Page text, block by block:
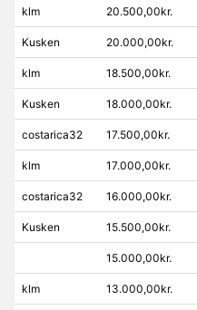
klm 20.500,00kr.
Kusken 20.000,00kr.
klm 18.500,00kr.
Kusken 18.000,00kr.
costarica32 17.500,00kr.
klm 17.000,00kr.
costarica32 16.000,00kr.
Kusken 15.500,00kr.
15.000,00kr.
klm 13.000,00kr.